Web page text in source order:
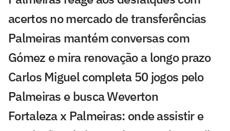
acertos no mercado de transferências
Palmeiras mantém conversas com
Gómez e mira renovação a longo prazo
Carlos Miguel completa 50 jogos pelo
Palmeiras e busca Weverton
Fortaleza x Palmeiras: onde assistir e